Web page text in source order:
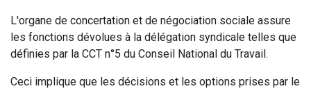
L'organe de concertation et de négociation sociale assure
les fonctions dévolues à la délégation syndicale telles que
définies par la CCT n°5 du Conseil National du Travail.
Ceci implique que les décisions et les options prises par le